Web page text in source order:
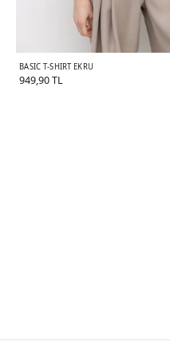
BASIC T-SHIRT EKRU
949,90 TL